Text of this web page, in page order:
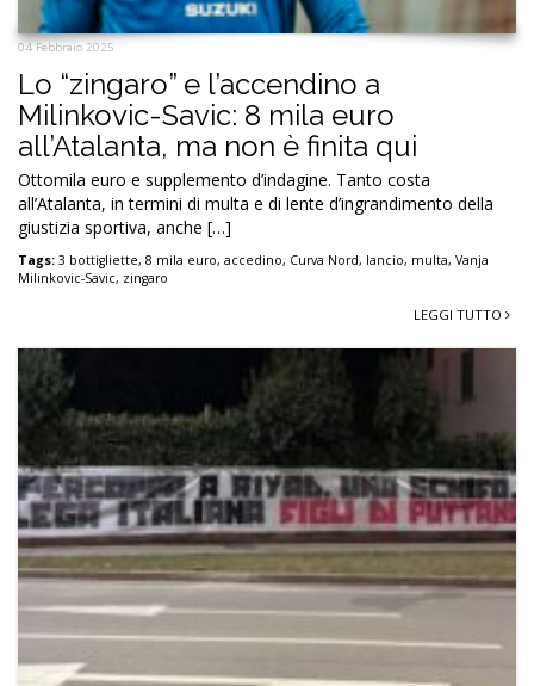
04 Febbraio 2025
Lo “zingaro” e l’accendino a
Milinkovic-Savic: 8 mila euro
all’Atalanta, ma non è finita qui
Ottomila euro e supplemento d’indagine. Tanto costa
all’Atalanta, in termini di multa e di lente d’ingrandimento della
giustizia sportiva, anche […]
Tags: 3 bottigliette, 8 mila euro, accedino, Curva Nord, lancio, multa, Vanja
Milinkovic-Savic, zingaro
LEGGI TUTTO